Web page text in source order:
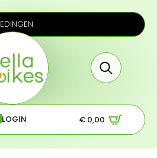
for:
LOGIN € 0,00